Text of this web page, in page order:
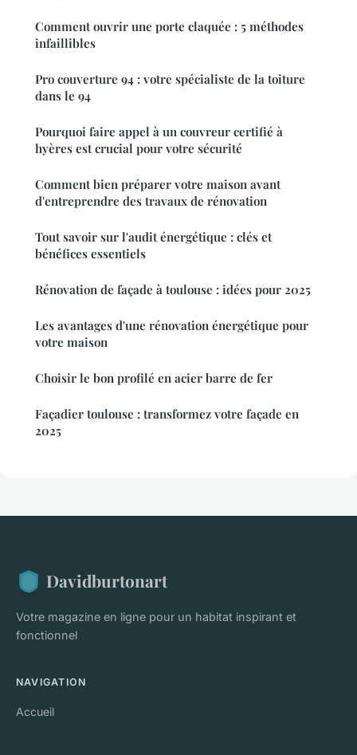
Comment ouvrir une porte claquée : 5 méthodes
infaillibles
Pro couverture 94 : votre spécialiste de la toiture
dans le 94
Pourquoi faire appel à un couvreur certifié à
hyères est crucial pour votre sécurité
Comment bien préparer votre maison avant
d'entreprendre des travaux de rénovation
Tout savoir sur l'audit énergétique : clés et
bénéfices essentiels
Rénovation de façade à toulouse : idées pour 2025
Les avantages d'une rénovation énergétique pour
votre maison
Choisir le bon profilé en acier barre de fer
Façadier toulouse : transformez votre façade en
2025
Davidburtonart
Votre magazine en ligne pour un habitat inspirant et
fonctionnel
NAVIGATION
Accueil